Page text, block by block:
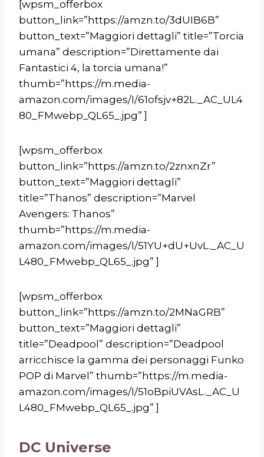
[wpsm_offerbox
button_link=”https://amzn.to/3dUIB6B”
button_text=”Maggiori dettagli” title=”Torcia
umana” description=”Direttamente dai
Fantastici 4, la torcia umana!”
thumb=”https://m.media-
amazon.com/images/I/61ofsjv+82L._AC_UL4
80_FMwebp_QL65_.jpg” ]
[wpsm_offerbox
button_link=”https://amzn.to/2znxnZr”
button_text=”Maggiori dettagli”
title=”Thanos” description=”Marvel
Avengers: Thanos”
thumb=”https://m.media-
amazon.com/images/I/51YU+dU+UvL._AC_U
L480_FMwebp_QL65_.jpg” ]
[wpsm_offerbox
button_link=”https://amzn.to/2MNaGRB”
button_text=”Maggiori dettagli”
title=”Deadpool” description=”Deadpool
arricchisce la gamma dei personaggi Funko
POP di Marvel” thumb=”https://m.media-
amazon.com/images/I/51oBpiUVAsL._AC_U
L480_FMwebp_QL65_.jpg” ]
DC Universe